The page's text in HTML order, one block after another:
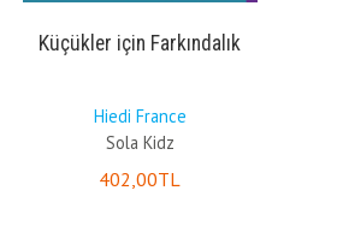
Küçükler için Farkındalık
Hiedi France
Sola Kidz
402 ,00TL